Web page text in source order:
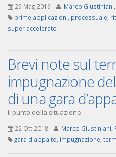
29 Mag 2019 Marco Giustiniani
prime applicazioni processuale
super accelerato
Brevi note sul
impugnazione
di una gara
il punto della situazione
22 Ott 2018 Marco Giustiniani
gara d'appalto impugnazione